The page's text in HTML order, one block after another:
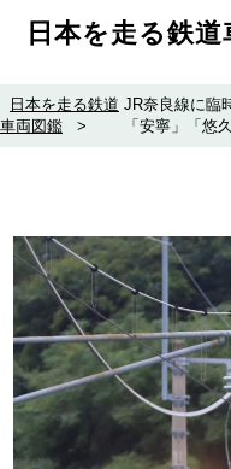
日本を走る鉄
日本を走る鉄道
車両図鑑
>
JR奈良線に臨
「安寧」「悠